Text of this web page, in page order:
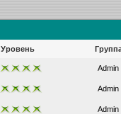
Уровень
Admin
Admin
Admin